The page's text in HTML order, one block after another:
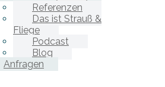
Referenzen
Das ist Strauß &
Fliege
Podcast
Blog
Anfragen